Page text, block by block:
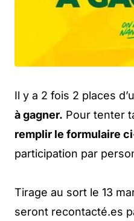
Il y a 2 fois 2 places
à gagner. Pour tenter
remplir le formulaire
participation par
Tirage au sort le 13
seront recontacté.es